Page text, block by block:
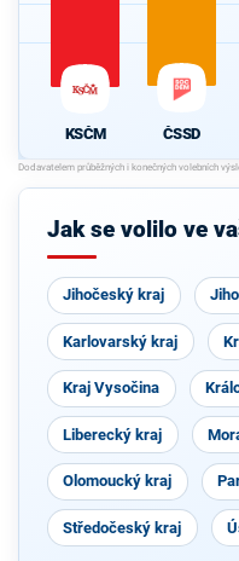
KSČM ČSSD
Jak se volilo ve
Jihočeský kraj
Karlovarský kraj
Kraj Vysočina
Liberecký kraj
Olomoucký kraj
Středočeský kraj